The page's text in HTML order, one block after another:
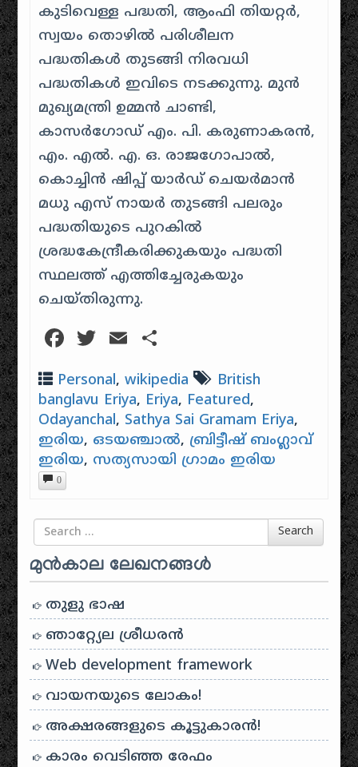
കുടിവെള്ള പദ്ധതി, ആംഫി തിയറ്റർ,
സ്വയം തൊഴിൽ പരിശീലന
പദ്ധതികൾ തുടങ്ങി നിരവധി
പദ്ധതികൾ ഇവിടെ നടക്കുന്നു. മുൻ
മുഖ്യമന്ത്രി ഉമ്മൻ ചാണ്ടി,
കാസർഗോഡ് എം. പി. കരുണാകരൻ,
എം. എൽ. എ. ഒ. രാജഗോപാൽ,
കൊച്ചിൻ ഷിപ്പ് യാർഡ് ചെയർമാൻ
മധു എസ് നായർ തുടങ്ങി പലരും
പദ്ധതിയുടെ പുറകിൽ
ശ്രദ്ധകേന്ദ്രീകരിക്കുകയും പദ്ധതി
സ്ഥലത്ത് എത്തിച്ചേരുകയും
ചെയ്തിരുന്നു.
Facebook
Twitter
Email
Personal,wikipedia
British
banglavu Eriya, Eriya, Featured,
Odayanchal, Sathya Sai Gramam Eriya,
ഇരിയ, ഒടയഞ്ചാൽ, ബ്രിട്ടീഷ് ബംഗ്ലാവ്
ഇരിയ, സത്യസായി ഗ്രാമം ഇരിയ
0
Search for Search
മുൻകാല ലേഖനങ്ങൾ
തുളു ഭാഷ
ഞാറ്റ്യേല ശ്രീധരൻ
Web development framework
വായനയുടെ ലോകം!
അക്ഷരങ്ങളുടെ കൂട്ടുകാരൻ!
കാരം വെടിഞ്ഞ രേഫം